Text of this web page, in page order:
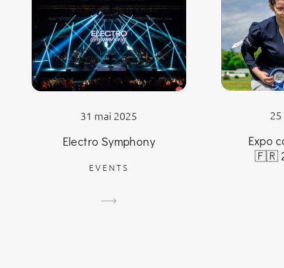
31 mai 2025
Electro Symphony
EVENTS
Expo
🇫🇷